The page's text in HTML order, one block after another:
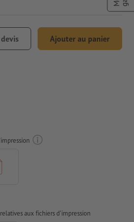
Ajouter au panier
aux fichiers d'impression